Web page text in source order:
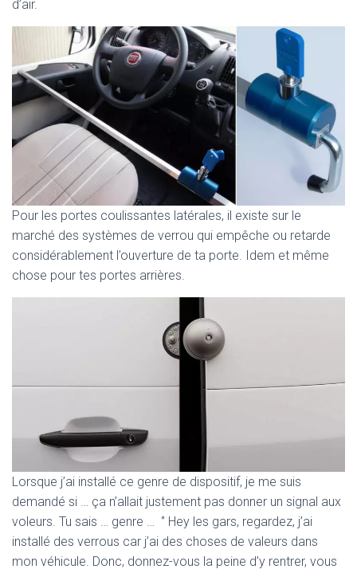
d’air.
Pour les portes coulissantes latérales, il existe sur le
marché des systèmes de verrou qui empêche ou retarde
considérablement l’ouverture de ta porte. Idem et même
chose pour tes portes arrières.
Lorsque j’ai installé ce genre de dispositif, je me suis
demandé si … ça n’allait justement pas donner un signal aux
voleurs. Tu sais … genre … ‘’ Hey les gars, regardez, j’ai
installé des verrous car j’ai des choses de valeurs dans
mon véhicule. Donc, donnez-vous la peine d’y rentrer, vous